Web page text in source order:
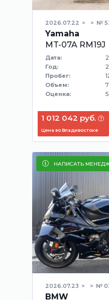
2026.07.22 №
Yamaha
MT-07A RM19J
Дата:
Год:
Пробег:
Объем:
Оценка: 5
1 012 042 руб.
Цена во Владивостоке
НАПИСАТЬ
2026.07.23 №
BMW